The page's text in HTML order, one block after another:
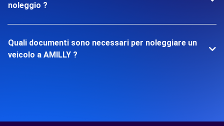
noleggio ?
Quali documenti sono necessari per noleggiare un
veicolo a AMILLY ?